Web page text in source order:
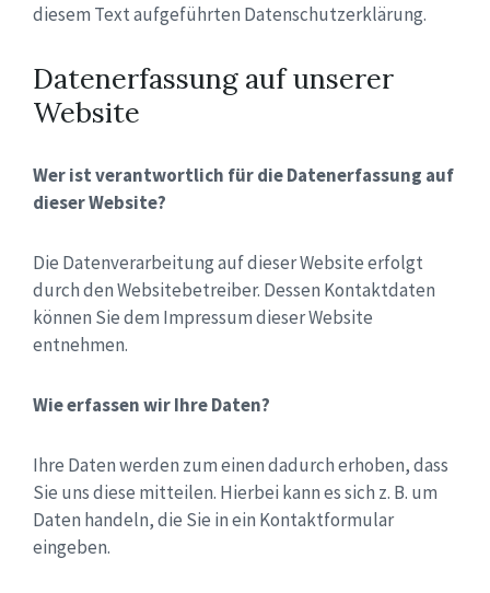
diesem Text aufgeführten Datenschutzerklärung.
Datenerfassung auf unserer
Website
Wer ist verantwortlich für die Datenerfassung auf
dieser Website?
Die Datenverarbeitung auf dieser Website erfolgt
durch den Websitebetreiber. Dessen Kontaktdaten
können Sie dem Impressum dieser Website
entnehmen.
Wie erfassen wir Ihre Daten?
Ihre Daten werden zum einen dadurch erhoben, dass
Sie uns diese mitteilen. Hierbei kann es sich z. B. um
Daten handeln, die Sie in ein Kontaktformular
eingeben.